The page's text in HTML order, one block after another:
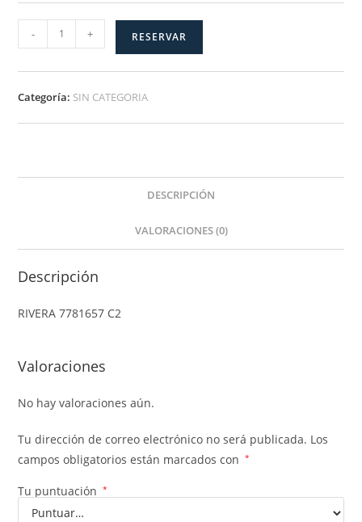
7781657
C2
- + RESERVAR
Categoría: SIN CATEGORIA
DESCRIPCIÓN
VALORACIONES (0)
Descripción
RIVERA 7781657 C2
Valoraciones
No hay valoraciones aún.
Tu dirección de correo electrónico no será publicada. Los
campos obligatorios están marcados con
*
Tu puntuación *